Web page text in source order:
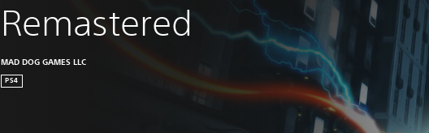
Remastered
MAD DOG GAMES LLC
PS4